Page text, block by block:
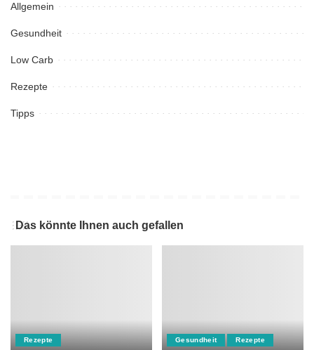
Allgemein
Gesundheit
Low Carb
Rezepte
Tipps
Das könnte Ihnen auch gefallen
Rezepte Gesundheit Rezepte